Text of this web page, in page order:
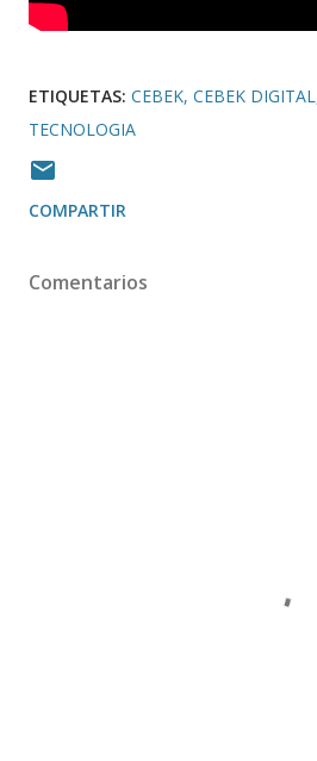
ETIQUETAS: CEBEK CEBEK DIGITAL
TECNOLOGIA
COMPARTIR
Comentarios